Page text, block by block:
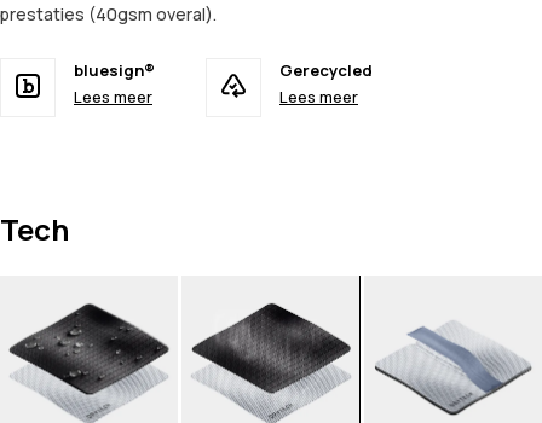
prestaties (40gsm overal).
bluesign®
Lees meer
Gerecycled
Lees meer
Tech